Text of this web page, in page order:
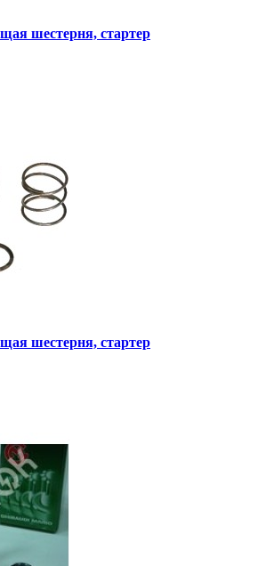
шестерня, стартер
шестерня, стартер